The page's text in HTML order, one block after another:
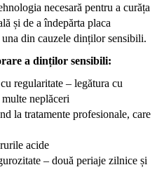
necesară pentru a curăța
și de a îndepărta placa
din cauzele dinților sensibili.
a dinților sensibili:
regularitate – legătura cu
neplăceri
la tratamente profesionale, care
acide
– două periaje zilnice și